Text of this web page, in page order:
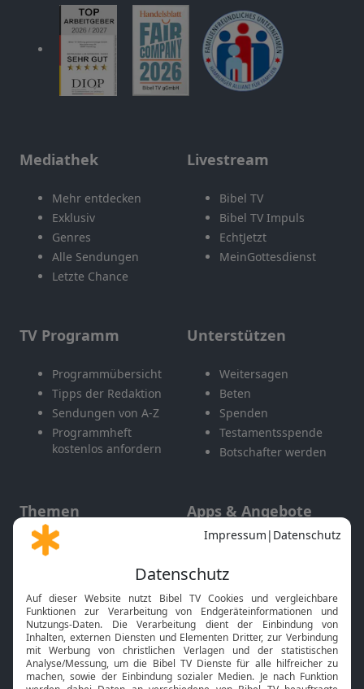
Mediathek
Mehr entdecken
Exklusiv
Genres
Alle Sendungen
Letzte Chance
Livestream
Bibel TV
Bibel TV Impuls
EchtJetzt
MeinGottesdienst
TV Programm
Programmübersicht
Tipps der Redaktion
Sendungen von A-Z
Programmheft
kostenlos anfordern
Unterstützen
Weitersagen
Beten
Spenden
Testamentsspende
Botschafter werden
Themen
Gott und Bibel erklärt
Neuigkeiten
Apps & Angebote
Mobile App
Smart TV
HbbTV
Bibelthek Online-Bibel
Nächster Gottesdienst